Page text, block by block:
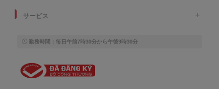
サービス
勤務時間：毎日午前7時30分から午後9時30分